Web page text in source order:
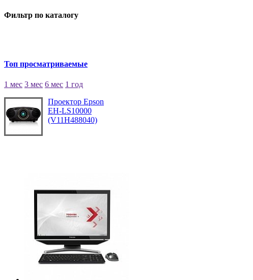
Фильтр по каталогу
Топ просматриваемые
1 мес 3 мес 6 мес 1 год
Проектор Epson
EH-LS10000
(V11H488040)